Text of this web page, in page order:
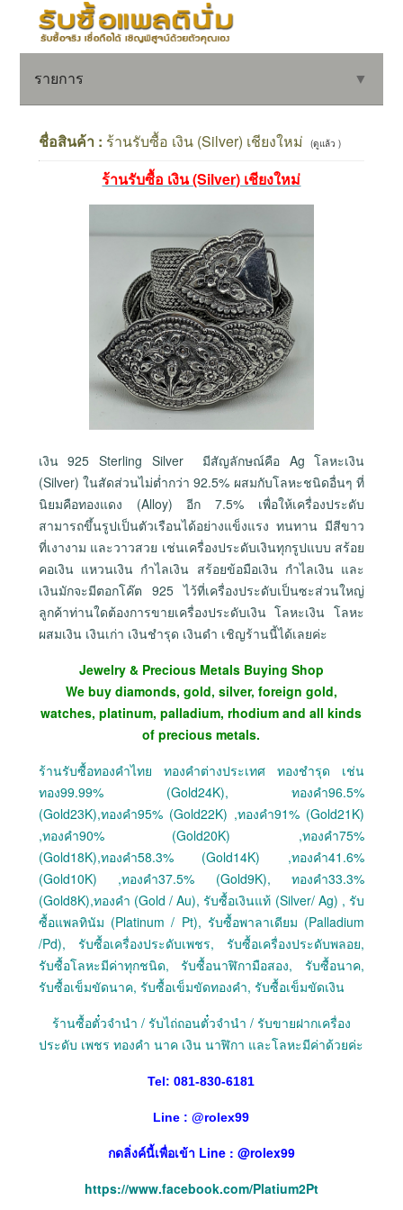
รายการ ▼
ชื่อสินค้า : ร้านรับซื้อ เงิน (Silver) เชียงใหม่ (ดูแล้ว )
ร้านรับซื้อ เงิน (Silver) เชียงใหม่
เงิน 925 Sterling Silver มีสัญลักษณ์คือ Ag โลหะเงิน
(Silver) ในสัดส่วนไม่ต่ำกว่า 92.5% ผสมกับโลหะชนิดอื่นๆ ที่
นิยมคือทองแดง (Alloy) อีก 7.5% เพื่อให้เครื่องประดับ
สามารถขึ้นรูปเป็นตัวเรือนได้อย่างแข็งแรง ทนทาน มีสีขาว
ที่เงางาม และวาวสวย เช่นเครื่องประดับเงินทุกรูปแบบ สร้อย
คอเงิน แหวนเงิน กำไลเงิน สร้อยข้อมือเงิน กำไลเงิน และ
เงินมักจะมีตอกโค๊ต 925 ไว้ที่เครื่องประดับเป็นซะส่วนใหญ่
ลูกค้าท่านใดต้องการขายเครื่องประดับเงิน โลหะเงิน โลหะ
ผสมเงิน เงินเก่า เงินชำรุด เงินดำ เชิญร้านนี้ได้เลยค่ะ
Jewelry & Precious Metals Buying Shop
We buy diamonds, gold, silver, foreign gold,
watches, platinum, palladium, rhodium and all kinds
of precious metals.
ร้านรับซื้อทองคำไทย ทองคำต่างประเทศ ทองชำรุด เช่น
ทอง99.99% (Gold24K), ทองคำ96.5%
(Gold23K),ทองคำ95% (Gold22K) ,ทองคำ91% (Gold21K)
,ทองคำ90% (Gold20K) ,ทองคำ75%
(Gold18K),ทองคำ58.3% (Gold14K) ,ทองคำ41.6%
(Gold10K) ,ทองคำ37.5% (Gold9K), ทองคำ33.3%
(Gold8K),ทองคำ (Gold / Au), รับซื้อเงินแท้ (Silver/ Ag) , รับ
ซื้อแพลทินัม (Platinum / Pt), รับซื้อพาลาเดียม (Palladium
/Pd), รับซื้อเครื่องประดับเพชร, รับซื้อเครื่องประดับพลอย,
รับซื้อโลหะมีค่าทุกชนิด, รับซื้อนาฬิกามือสอง, รับซื้อนาค,
รับซื้อเข็มขัดนาค, รับซื้อเข็มขัดทองคำ, รับซื้อเข็มขัดเงิน
ร้านซื้อตั๋วจำนำ / รับไถ่ถอนตั๋วจำนำ / รับขายฝากเครื่อง
ประดับ เพชร ทองคำ นาค เงิน นาฬิกา และโลหะมีค่าด้วยค่ะ
Tel: 081-830-6181
Line : @rolex99
กดลิ่งค์นี้เพื่อเข้า Line : @rolex99
https://www.facebook.com/Platium2Pt